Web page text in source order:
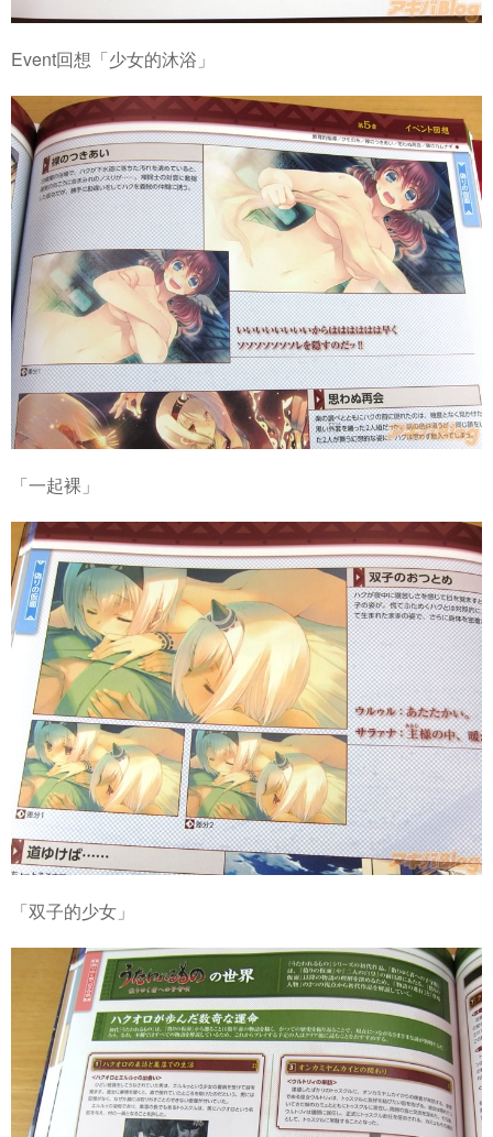
Event回想「少女的沐浴」
「一起裸」
「双子的少女」